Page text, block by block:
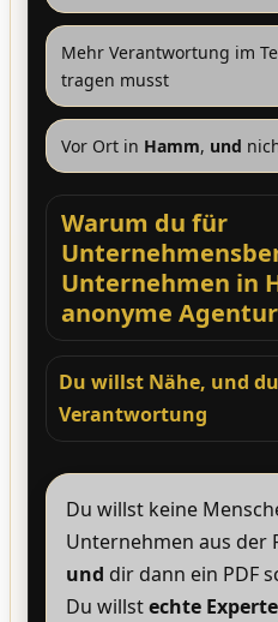
Mehr Verantwortung im
tragen musst
Vor Ort in Hamm, und
Warum du für
Unternehmen in
anonyme
Du willst Nähe, und
Verantwortung
Du willst keine
Unternehmen aus der
und dir dann ein PDF
Du willstechte